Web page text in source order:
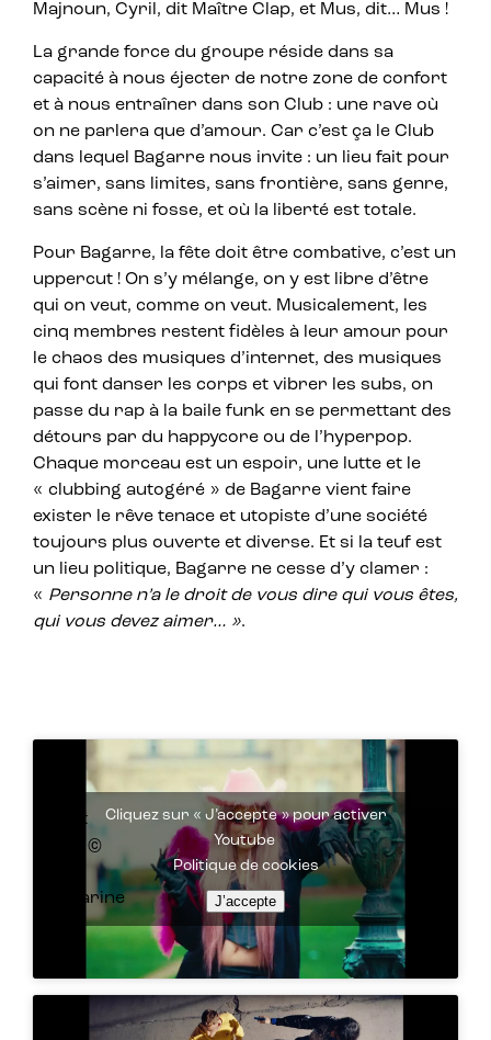
Majnoun, Cyril, dit Maître Clap, et Mus, dit… Mus !
La grande force du groupe réside dans sa
capacité à nous éjecter de notre zone de confort
et à nous entraîner dans son Club : une rave où
on ne parlera que d’amour. Car c’est ça le Club
dans lequel Bagarre nous invite : un lieu fait pour
s’aimer, sans limites, sans frontière, sans genre,
sans scène ni fosse, et où la liberté est totale.
Pour Bagarre, la fête doit être combative, c’est un
uppercut ! On s’y mélange, on y est libre d’être
qui on veut, comme on veut. Musicalement, les
cinq membres restent fidèles à leur amour pour
le chaos des musiques d’internet, des musiques
qui font danser les corps et vibrer les subs, on
passe du rap à la baile funk en se permettant des
détours par du happycore ou de l’hyperpop.
Chaque morceau est un espoir, une lutte et le
« clubbing autogéré » de Bagarre vient faire
exister le rêve tenace et utopiste d’une société
toujours plus ouverte et diverse. Et si la teuf est
un lieu politique, Bagarre ne cesse d’y clamer :
« Personne n’a le droit de vous dire qui vous êtes,
qui vous devez aimer… ».
Crédit
photo ©
Makharine
Cliquez sur « J’accepte » pour activer
Youtube
Politique de cookies
J’accepte